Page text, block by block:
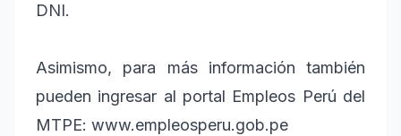
DNI.
Asimismo, para más información también
pueden ingresar al portal Empleos Perú del
MTPE: www.empleosperu.gob.pe